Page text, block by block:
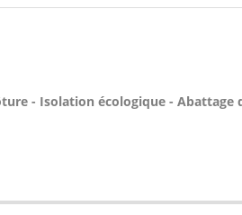
- Isolation écologique - Abattage